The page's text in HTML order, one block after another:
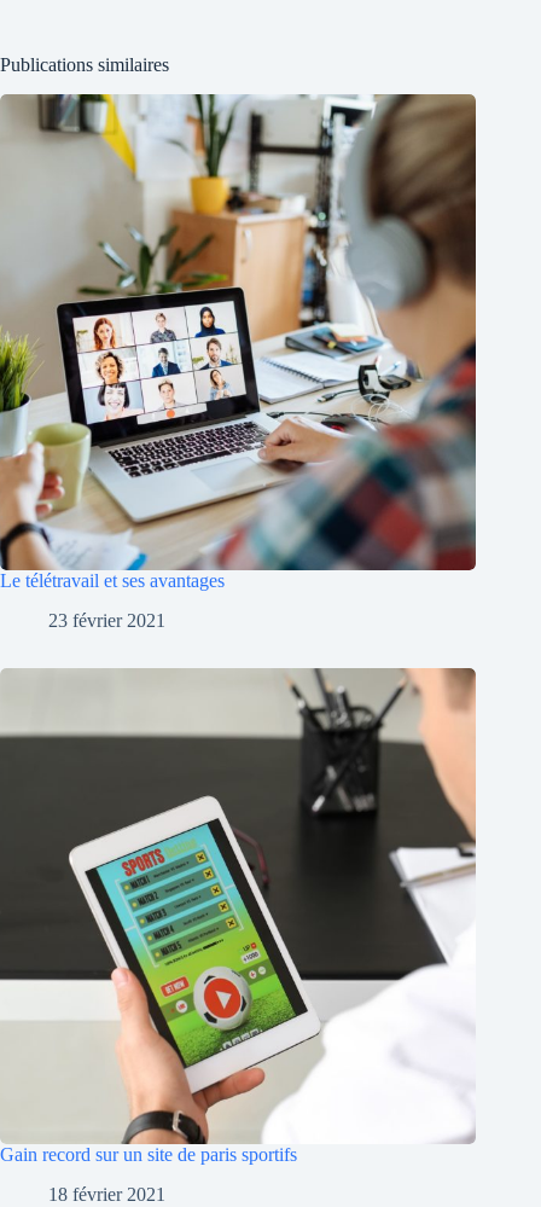
Publications similaires
Le télétravail et ses avantages
23 février 2021
Gain record sur un site de paris sportifs
18 février 2021